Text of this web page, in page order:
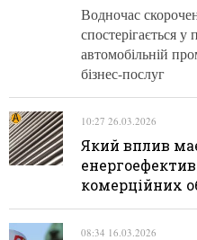
Водночас
спостерігається у
автомобільній
бізнес-послуг
10:27 26.03.2026
Який вплив
комерційних
08:34 16.03.2026